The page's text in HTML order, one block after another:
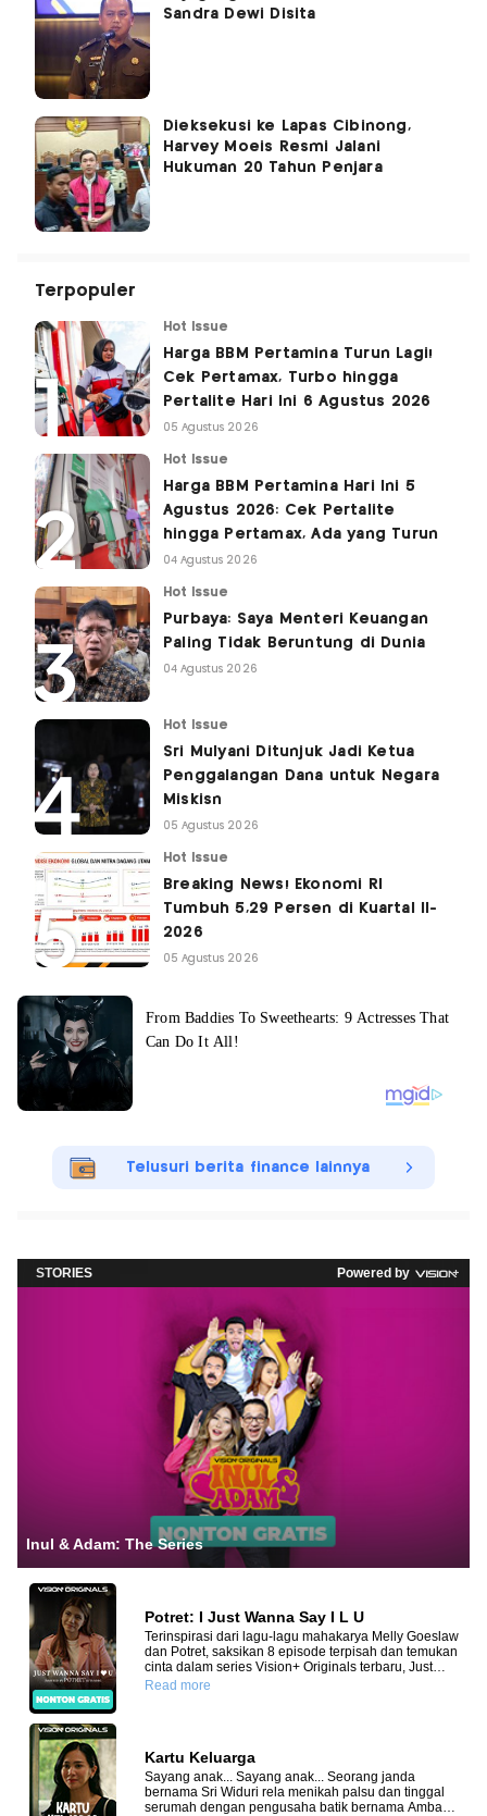
Sandra Dewi Disita
Dieksekusi ke Lapas Cibinong,
Harvey Moeis Resmi Jalani
Hukuman 20 Tahun Penjara
Terpopuler
Hot Issue
Harga BBM Pertamina Turun Lagi!
Cek Pertamax, Turbo hingga
Pertalite Hari Ini 6 Agustus 2026
05 Agustus 2026
Hot Issue
Harga BBM Pertamina Hari Ini 5
Agustus 2026: Cek Pertalite
hingga Pertamax, Ada yang Turun
04 Agustus 2026
Hot Issue
Purbaya: Saya Menteri Keuangan
Paling Tidak Beruntung di Dunia
04 Agustus 2026
Hot Issue
Sri Mulyani Ditunjuk Jadi Ketua
Penggalangan Dana untuk Negara
Miskisn
05 Agustus 2026
Hot Issue
Breaking News! Ekonomi RI
Tumbuh 5,29 Persen di Kuartal II-
2026
05 Agustus 2026
Telusuri berita finance lainnya